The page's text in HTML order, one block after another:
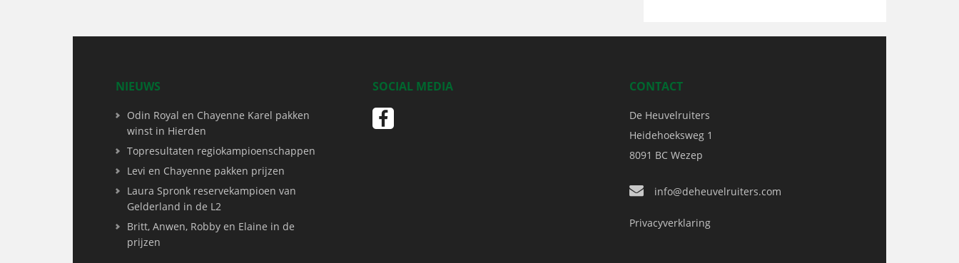
NIEUWS
Odin Royal en Chayenne Karel pakken
winst in Hierden
Topresultaten regiokampioenschappen
Levi en Chayenne pakken prijzen
Laura Spronk reservekampioen van
Gelderland in de L2
Britt, Anwen, Robby en Elaine in de
prijzen
SOCIAL MEDIA CONTACT
De Heuvelruiters
Heidehoeksweg 1
8091 BC Wezep
info@deheuvelruiters.com
Privacyverklaring